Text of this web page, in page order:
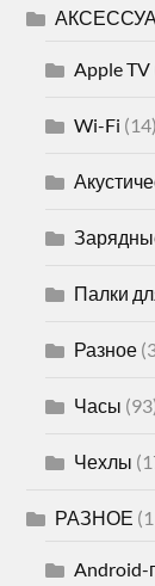
Apple TV
Wi-Fi (14)
Палки
Разное
Часы
Чехлы
РАЗНОЕ